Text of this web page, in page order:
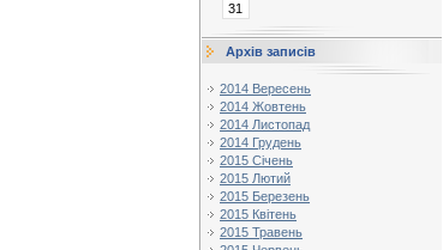
31
Архів записів
2014 Вересень
2014 Жовтень
2014 Листопад
2014 Грудень
2015 Січень
2015 Лютий
2015 Березень
2015 Квітень
2015 Травень